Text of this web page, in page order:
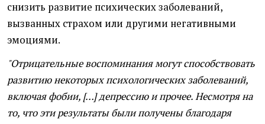
снизить развитие психических заболеваний,
вызванных страхом или другими негативными
эмоциями.
"Отрицательные воспоминания могут способствовать
развитию некоторых психологических заболеваний,
включая фобии, […] депрессию и прочее. Несмотря на
то, что эти результаты были получены благодаря